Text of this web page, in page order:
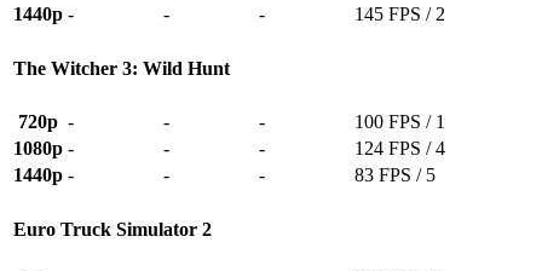
1440p - - - 145 FPS / 2
The Witcher 3: Wild Hunt
720p - - -
100 FPS / 1
1080p - - -
124 FPS / 4
1440p - - - 83 FPS / 5
Euro Truck Simulator 2